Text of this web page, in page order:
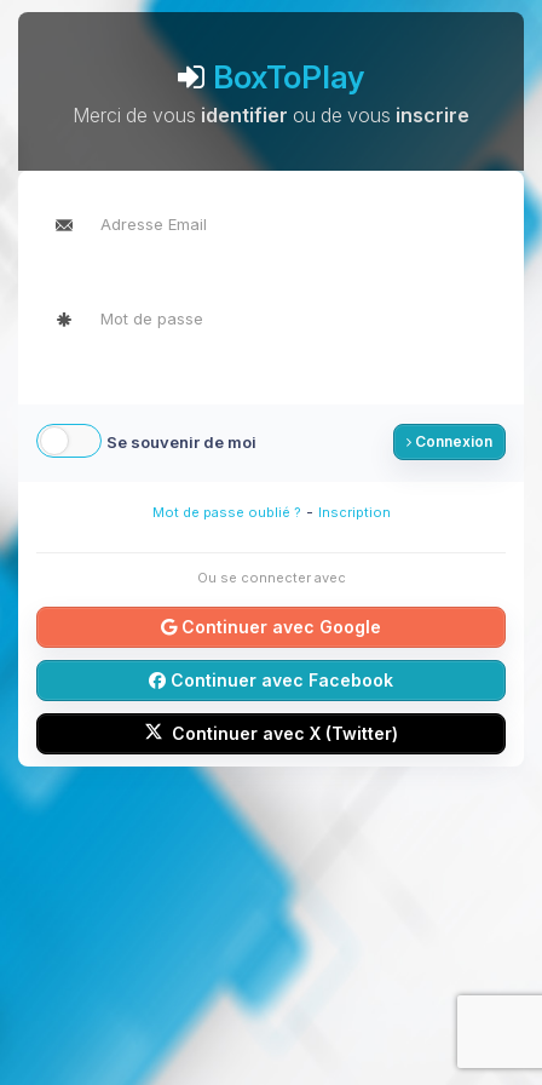
BoxToPlay
Merci de vous identifier ou de vous inscrire
Se souvenir de moi Connexion
Mot de passe oublié ? - Inscription
Ou se connecter avec
Continuer avec Google
Continuer avec Facebook
Continuer avec X (Twitter)